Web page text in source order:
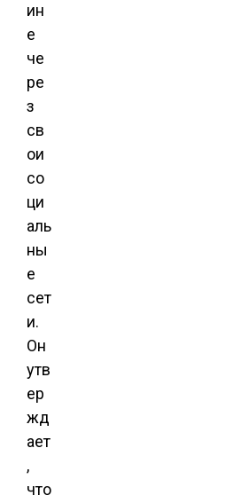
ин
е
че
ре
з
св
ои
со
ци
аль
ны
е
сет
и.
Он
утв
ер
жд
ает
,
что